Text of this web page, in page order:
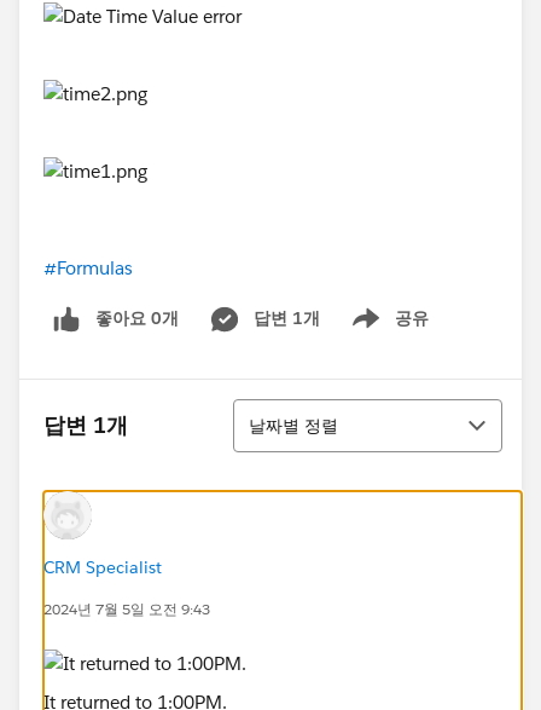
#Formulas
좋아요 0개 답변 1개 공유
Show menu
답변 1개
정렬
날짜별 정렬
CRM Specialist
2024년 7월 5일 오전 9:43
It returned to 1:00PM.